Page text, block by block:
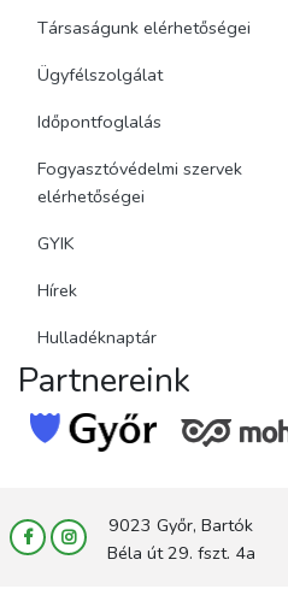
Társaságunk elérhetőségei
Ügyfélszolgálat
Időpontfoglalás
Fogyasztóvédelmi szervek
elérhetőségei
GYIK
Hírek
Hulladéknaptár
Partnereink
9023 Győr, Bartók
Béla út 29. fszt. 4a